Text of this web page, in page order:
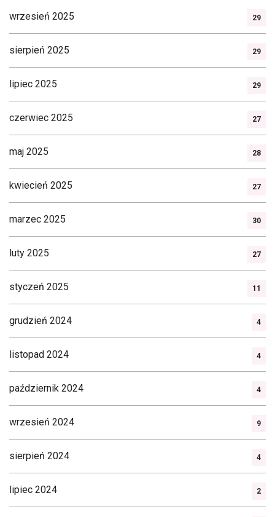
wrzesień 2025 29
sierpień 2025 29
lipiec 2025 29
czerwiec 2025 27
maj 2025 28
kwiecień 2025 27
marzec 2025 30
luty 2025 27
styczeń 2025 11
grudzień 2024 4
listopad 2024 4
październik 2024 4
wrzesień 2024 9
sierpień 2024 4
lipiec 2024 2